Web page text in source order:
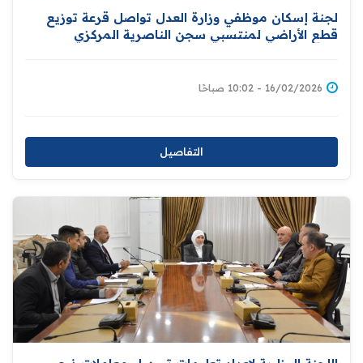
لجنة إسكان موظفي وزارة العدل تواصل قرعة توزيع
قطع الأراضي لمنتسبي سجن الناصرية المركزي
16/02/2026 - 10:02 صباحًا
التفاصيل